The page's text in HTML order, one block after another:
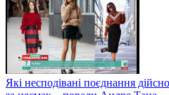
Які несподівані поєднання